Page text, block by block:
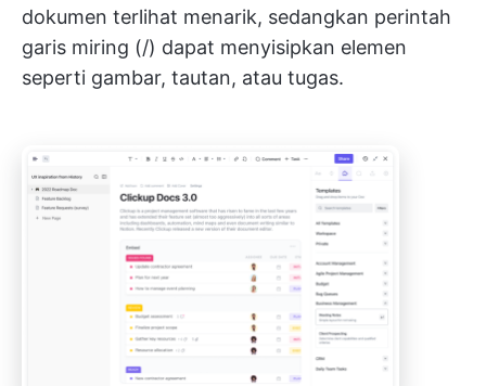
dokumen terlihat menarik, sedangkan perintah
garis miring (/) dapat menyisipkan elemen
seperti gambar, tautan, atau tugas.